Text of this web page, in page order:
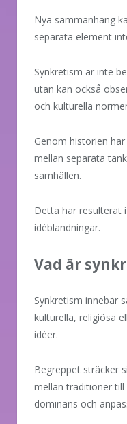
Nya sammanhang
separata element
Synkretism är inte
utan kan också
och kulturella
Genom historien
mellan separata
samhällen.
Detta har resulterat
idéblandningar.
Vad är
Synkretism innebär
kulturella, religiösa
idéer.
Begreppet sträcker
mellan traditioner
dominans och